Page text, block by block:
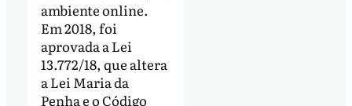
ambiente online.
Em 2018, foi
aprovada a Lei
13.772/18, que altera
a Lei Maria da
Penha e o Código